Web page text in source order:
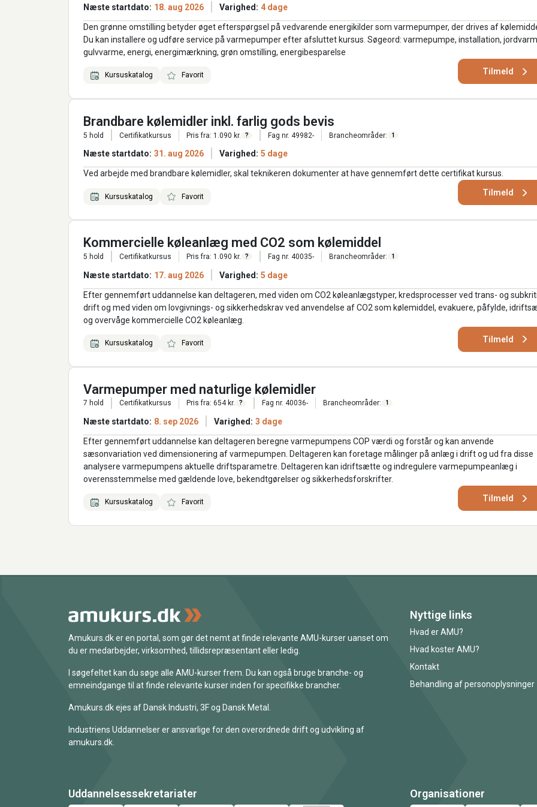
Næste startdato: 18. aug 2026 Varighed: 4 dage
Den grønne omstilling betyder øget efterspørgsel på vedvarende energikilder som varmepumper, der drives af
Du kan installere og udføre service på varmepumper efter afsluttet kursus. Søgeord: varmepumpe, installation,
gulvvarme, energi, energimærkning, grøn omstilling, energibesparelse
Kursuskatalog Favorit Tilmeld
Brandbare kølemidler inkl. farlig gods bevis
5 hold Certifikatkursus Pris fra: 1.090 kr. ? Fag nr. 49982- Brancheområder: 1
Næste startdato: 31. aug 2026 Varighed: 5 dage
Ved arbejde med brandbare kølemidler, skal teknikeren dokumenter at have gennemført dette certifikat kursus.
Kursuskatalog Favorit Tilmeld
Kommercielle køleanlæg med CO2 som kølemiddel
5 hold Certifikatkursus Pris fra: 1.090 kr. ? Fag nr. 40035- Brancheområder: 1
Næste startdato: 17. aug 2026 Varighed: 5 dage
Efter gennemført uddannelse kan deltageren, med viden om CO2 køleanlægstyper, kredsprocesser ved trans- og
drift og med viden om lovgivnings- og sikkerhedskrav ved anvendelse af CO2 som kølemiddel, evakuere, påfylde,
og overvåge kommercielle CO2 køleanlæg.
Kursuskatalog Favorit Tilmeld
Varmepumper med naturlige kølemidler
7 hold Certifikatkursus Pris fra: 654 kr. ? Fag nr. 40036- Brancheområder: 1
Næste startdato: 8. sep 2026 Varighed: 3 dage
Efter gennemført uddannelse kan deltageren beregne varmepumpens COP værdi og forstår og kan anvende
sæsonvariation ved dimensionering af varmepumpen. Deltageren kan foretage målinger på anlæg i drift og ud fra disse
analysere varmepumpens aktuelle driftsparametre. Deltageren kan idriftsætte og indregulere varmepumpeanlæg i
overensstemmelse med gældende love, bekendtgørelser og sikkerhedsforskrifter.
Kursuskatalog Favorit Tilmeld
Amukurs.dk er en portal, som gør det nemt at finde relevante AMU-kurser uanset om
du er medarbejder, virksomhed, tillidsrepræsentant eller ledig.
I søgefeltet kan du søge alle AMU-kurser frem. Du kan også bruge branche- og
emneindgange til at finde relevante kurser inden for specifikke brancher.
Amukurs.dk ejes af Dansk Industri, 3F og Dansk Metal.
Industriens Uddannelser er ansvarlige for den overordnede drift og udvikling af
amukurs.dk.
Nyttige links
Hvad er AMU?
Hvad koster AMU?
Kontakt
Behandling af personoplysninger
Uddannelsessekretariater Organisationer